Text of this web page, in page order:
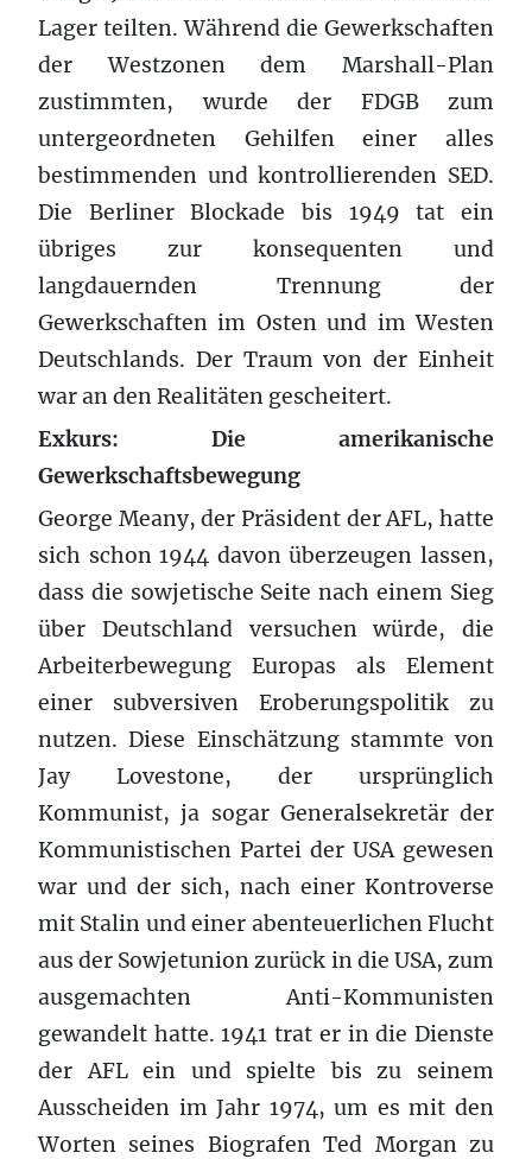
Lager teilten. Während die Gewerkschaften
der Westzonen dem Marshall-Plan
zustimmten, wurde der FDGB zum
untergeordneten Gehilfen einer alles
bestimmenden und kontrollierenden SED.
Die Berliner Blockade bis 1949 tat ein
übriges zur konsequenten und
langdauernden Trennung der
Gewerkschaften im Osten und im Westen
Deutschlands. Der Traum von der Einheit
war an den Realitäten gescheitert.
Exkurs: Die amerikanische
Gewerkschaftsbewegung
George Meany, der Präsident der AFL, hatte
sich schon 1944 davon überzeugen lassen,
dass die sowjetische Seite nach einem Sieg
über Deutschland versuchen würde, die
Arbeiterbewegung Europas als Element
einer subversiven Eroberungspolitik zu
nutzen. Diese Einschätzung stammte von
Jay Lovestone, der ursprünglich
Kommunist, ja sogar Generalsekretär der
Kommunistischen Partei der USA gewesen
war und der sich, nach einer Kontroverse
mit Stalin und einer abenteuerlichen Flucht
aus der Sowjetunion zurück in die USA, zum
ausgemachten Anti-Kommunisten
gewandelt hatte. 1941 trat er in die Dienste
der AFL ein und spielte bis zu seinem
Ausscheiden im Jahr 1974, um es mit den
Worten seines Biografen Ted Morgan zu